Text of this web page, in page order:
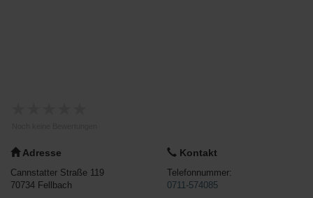
Adresse
Cannstatter Straße 119
70734 Fellbach
Kontakt
Telefonnummer:
0711-574085